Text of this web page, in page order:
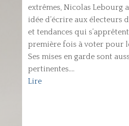
extrêmes, Nicolas Lebourg
idée d’écrire aux électeurs
et tendances qui
première fois à voter pour
Ses mises en garde sont
pertinentes....
Lire